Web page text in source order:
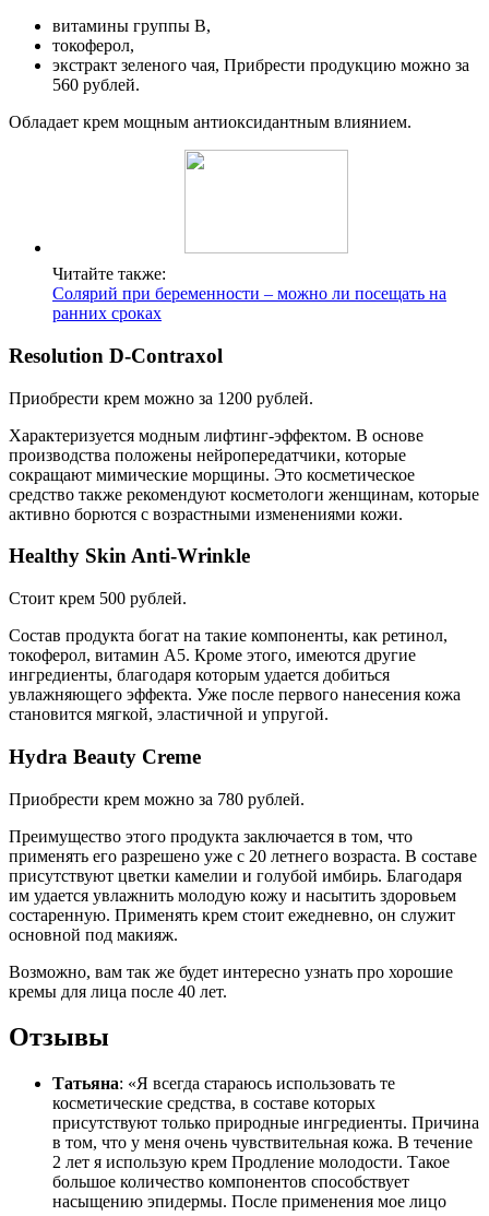
витамины группы В,
токоферол,
экстракт зеленого чая, Прибрести продукцию можно за
560 рублей.
Обладает крем мощным антиоксидантным влиянием.
Читайте также:
Солярий при беременности – можно ли посещать на
ранних сроках
Resolution D-Contraxol
Приобрести крем можно за 1200 рублей.
Характеризуется модным лифтинг-эффектом. В основе
производства положены нейропередатчики, которые
сокращают мимические морщины. Это косметическое
средство также рекомендуют косметологи женщинам, которые
активно борются с возрастными изменениями кожи.
Healthy Skin Anti-Wrinkle
Стоит крем 500 рублей.
Состав продукта богат на такие компоненты, как ретинол,
токоферол, витамин А5. Кроме этого, имеются другие
ингредиенты, благодаря которым удается добиться
увлажняющего эффекта. Уже после первого нанесения кожа
становится мягкой, эластичной и упругой.
Hydra Beauty Creme
Приобрести крем можно за 780 рублей.
Преимущество этого продукта заключается в том, что
применять его разрешено уже с 20 летнего возраста. В составе
присутствуют цветки камелии и голубой имбирь. Благодаря
им удается увлажнить молодую кожу и насытить здоровьем
состаренную. Применять крем стоит ежедневно, он служит
основной под макияж.
Возможно, вам так же будет интересно узнать про хорошие
кремы для лица после 40 лет.
Отзывы
Татьяна: «Я всегда стараюсь использовать те
косметические средства, в составе которых
присутствуют только природные ингредиенты. Причина
в том, что у меня очень чувствительная кожа. В течение
2 лет я использую крем Продление молодости. Такое
большое количество компонентов способствует
насыщению эпидермы. После применения мое лицо